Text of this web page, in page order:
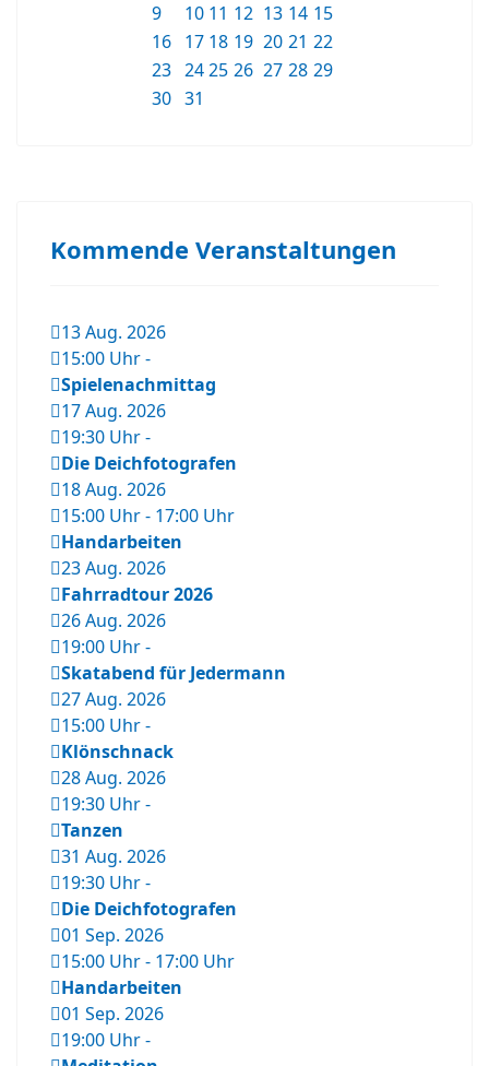
9
10 11 12 13 14 15
16
17 18 19 20 21 22
23 24 25 26 27 28 29
30 31
Kommende Veranstaltungen
13 Aug. 2026
15:00 Uhr-
Spielenachmittag
17 Aug. 2026
19:30 Uhr-
Die Deichfotografen
18 Aug. 2026
15:00 Uhr- 17:00 Uhr
Handarbeiten
23 Aug. 2026
Fahrradtour 2026
26 Aug. 2026
19:00 Uhr-
Skatabend für Jedermann
27 Aug. 2026
15:00 Uhr-
Klönschnack
28 Aug. 2026
19:30 Uhr-
Tanzen
31 Aug. 2026
19:30 Uhr-
Die Deichfotografen
01 Sep. 2026
15:00 Uhr- 17:00 Uhr
Handarbeiten
01 Sep. 2026
19:00 Uhr-